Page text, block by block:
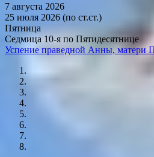
7 августа 2026
25 июля 2026 (по ст.ст.)
Пятница
Седмица 10-я по Пятидесятнице
Успение праведной Анны, матери